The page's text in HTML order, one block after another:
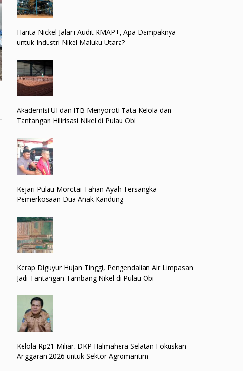
Harita Nickel Jalani Audit RMAP+, Apa Dampaknya
untuk Industri Nikel Maluku Utara?
Akademisi UI dan ITB Menyoroti Tata Kelola dan
Tantangan Hilirisasi Nikel di Pulau Obi
Kejari Pulau Morotai Tahan Ayah Tersangka
Pemerkosaan Dua Anak Kandung
Kerap Diguyur Hujan Tinggi, Pengendalian Air Limpasan
Jadi Tantangan Tambang Nikel di Pulau Obi
Kelola Rp21 Miliar, DKP Halmahera Selatan Fokuskan
Anggaran 2026 untuk Sektor Agromaritim